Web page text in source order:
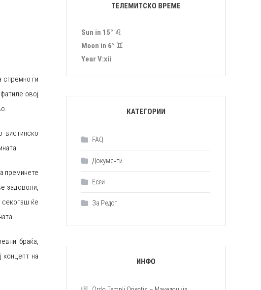
спремно ги
овој
вистинско
преминете
задоволи,
секогаш ќе
браќа,
концепт на
ТЕЛЕМИТСКО ВРЕМЕ
Sun in 15° ♌︎
Moon in 6° ♊︎
Year Ⅴ:ⅹⅰⅰ
КАТЕГОРИИ
FAQ
Документи
Есеи
За Редот
ИНФО